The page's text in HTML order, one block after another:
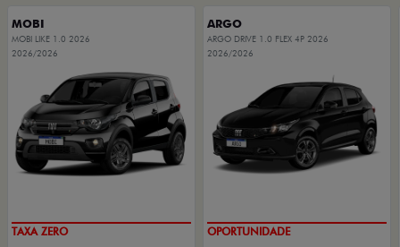
MOBI
MOBI LIKE 1.0 2026
2026/2026
ARGO
ARGO DRIVE 1.0 FLEX 4P 2026
2026/2026
OPORTUNIDADE